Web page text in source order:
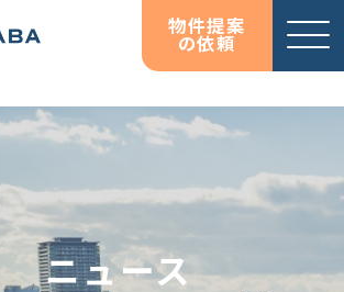
物件提案
の依頼
ィング
HATARABAサーベイ
コラム
コラム
ニュース